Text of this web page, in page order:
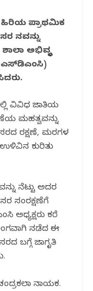
ಪ್ರಾಥಮಿಕ
ದಿನವನ್ನು
ಅಭಿವೃದ್ಧಿ
ವಿವಿಧ ಜಾತಿಯ
ಮಹತ್ವವನ್ನು
ರಕ್ಷಣೆ, ಮರಗಳ
ಕುರಿತು
ನೆಟ್ಟು ಅದರ
ಸಂರಕ್ಷಣೆಗೆ
ಅಧ್ಯಕ್ಷರು ಕರೆ
ನಡೆದ ಈ
ಬಗ್ಗೆ ಜಾಗೃತಿ
ನಾಯಕ.